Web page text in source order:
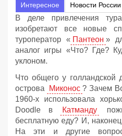
Интересное Новости России
В деле привлечения
изобретают все новые
туроператор « Пантеон »
аналог игры «Что? Где?
уклоном.
Что общего у голландской
острова
Миконос ? Зачем
1960-х использовала
Doodle в
Катманду
бесплатную еду? И,
На эти и другие